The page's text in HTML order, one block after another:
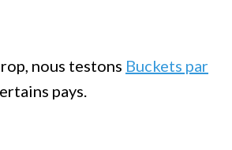
nous testons Buckets par
pays.